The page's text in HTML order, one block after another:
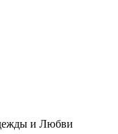
и Любви